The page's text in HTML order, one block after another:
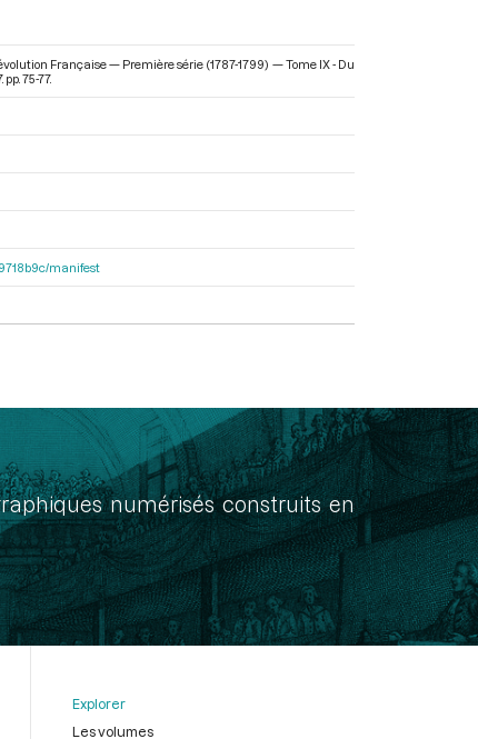
Française — Première série (1787-1799) — Tome IX - Du
75-77.
manifest
numérisés construits en
Explorer
Les volumes